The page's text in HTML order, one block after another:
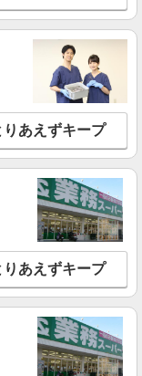
りあえずキープ
りあえずキープ